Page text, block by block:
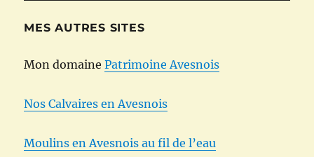
MES AUTRES SITES
Mon domainePatrimoine Avesnois
Nos Calvaires en Avesnois
Moulins en Avesnois au fil de l’eau